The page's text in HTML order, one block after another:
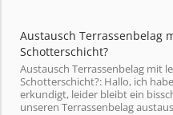
Austausch Terrassenbelag
Schotterschicht?
Austausch Terrassenbelag mit
Schotterschicht?: Hallo, ich
erkundigt, leider bleibt ein
unseren Terrassenbelag